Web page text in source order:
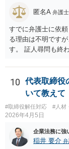
は、不法行為構成
れるリスクがある
損害のメイン部分
条２項の損害賠償
別の責任（法定責
は、早めに請求行
す。 この掲示板で
す。より詳しくは
接相談•依頼してみ
匿名A 弁護士
すでに弁護士に依
る理由は不明です
す。 証人尋問も終
えになられたい理
きの見通しなどの
的にのみ責任を持
ンをご希望であれ
訟に関する資料や
る方が良いかと思い
10
代表取締役
いて教えて
#取締役解任対応 #人材
2026年4月5日
企業法務に強
稲井 要介